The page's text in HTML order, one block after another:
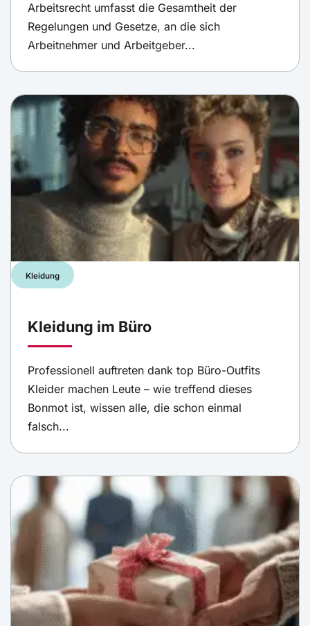
Arbeitsrecht umfasst die Gesamtheit der
Regelungen und Gesetze, an die sich
Arbeitnehmer und Arbeitgeber...
Kleidung
Kleidung im Büro
Professionell auftreten dank top Büro-Outfits
Kleider machen Leute – wie treffend dieses
Bonmot ist, wissen alle, die schon einmal
falsch...